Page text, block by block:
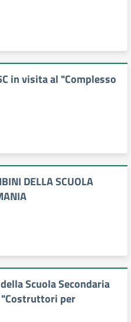
in visita al "Complesso
DELLA SCUOLA
Scuola Secondaria
per